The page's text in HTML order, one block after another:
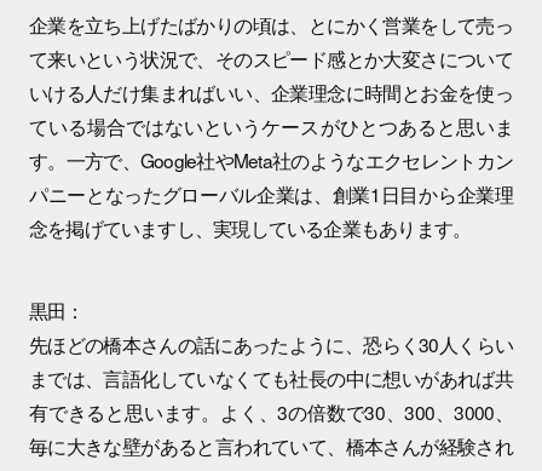
企業を立ち上げたばかりの頃は、とにかく営業をして売っ
て来いという状況で、そのスピード感とか大変さについて
いける人だけ集まればいい、企業理念に時間とお金を使っ
ている場合ではないというケースがひとつあると思いま
す。一方で、Google社やMeta社のようなエクセレントカン
パニーとなったグローバル企業は、創業1日目から企業理
念を掲げていますし、実現している企業もあります。
黒田：
先ほどの橋本さんの話にあったように、恐らく30人くらい
までは、言語化していなくても社長の中に想いがあれば共
有できると思います。よく、3の倍数で30、300、3000、
毎に大きな壁があると言われていて、橋本さんが経験され